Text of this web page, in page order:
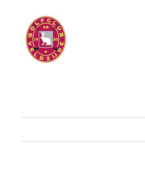
inhoud